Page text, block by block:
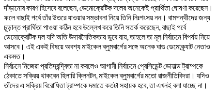
দাঁড়ানোর কারণ হিসেবে বলেছেন, ডেমোক্রেটিক দলের অনেকেই প্রার্থিতা ঘোষণা করেছেন।
ফলে বাছাই পর্বে তাঁর উতরে যাওয়ার সম্ভাবনা নিয়ে তিনি নিঃশংসয় নন। বামপন্থীদের জন্য
চূড়ান্ত প্রার্থিতা পাওয়া কঠিন হবে উল্লেখ করে তিনি সতর্ক করেছেন, বাছাই পর্বে
ডেমোক্রেটিক দল যদি অতি উদারনৈতিকতায় ডুবে যায়, তাহলে তা মূল নির্বাচনে বিপর্যয় নিয়ে
আসবে। এই একই বিষয়ে অবশ্য মাইকেল ব্লুমবার্গের সঙ্গে অনেক ঘাগু ডেমোক্র্যাট নেতাও
একমত।
নির্বচনে নিজেরা প্রতিদ্বন্দ্বিতা না করলেও আগামী নির্বাচনে প্রেসিডেন্ট ডোনাল্ড ট্রাম্পকে
ঠেকাতে সক্রিয় থাকবেন হিলারি ক্লিনটন, মাইকেল ব্লুমবার্গের মতো রাজনীতিবিদরা। যদিও
তাঁদের এ সক্রিয় বিরোধিতা ট্রাম্পকে দমাতে কতটা সহায়ক হবে, তা এখনই বলা যাচ্ছে না।